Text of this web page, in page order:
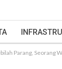
Parang, Seorang